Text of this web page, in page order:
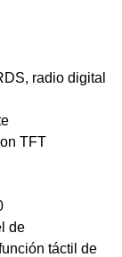
radio digital
TFT
de
táctil de